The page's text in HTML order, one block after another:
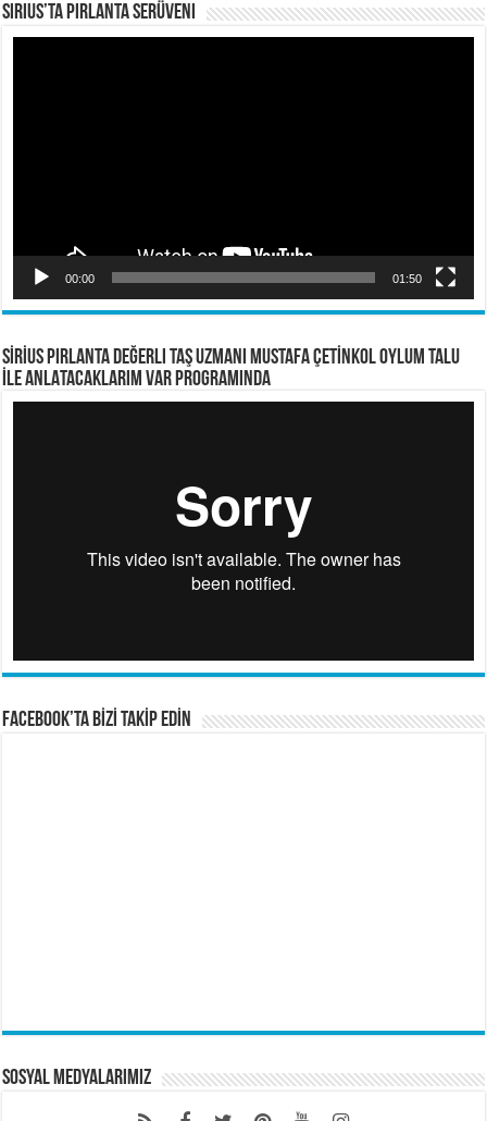
Sirius’ta Pırlanta Serüveni
00:00 01:50
SİRİUS PIRLANTA Değerli Taş Uzmanı Mustafa ÇETİNKOL OYLUM TALU
İLE ANLATACAKLARIM VAR PROGRAMINDA
FACEBOOK’TA BİZİ TAKİP EDİN
Sosyal Medyalarımız